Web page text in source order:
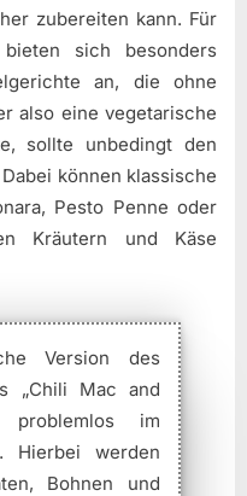
zubereiten kann. Für
sich besonders
an, die ohne
also eine vegetarische
sollte unbedingt den
können klassische
Pesto Penne oder
Kräutern und Käse
Version des
„Chili Mac and
im
Hierbei werden
Bohnen und